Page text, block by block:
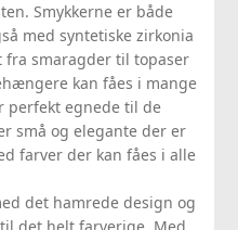
Smykkerne er både
med syntetiske zirkonia
smaragder til topaser
kan fåes i mange
perfekt egnede til de
små og elegante der er
farver der kan fåes i alle
det hamrede design og